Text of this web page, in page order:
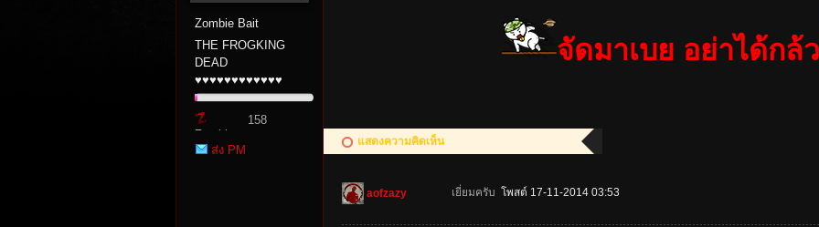
esZombie Bait
THE FROGKING
DEAD
♥♥♥♥♥♥♥♥♥♥♥♥
Zombie
Point
158
ส่ง PM
จัดมาเบย อย่าได้กล้ว
แสดงความคิดเห็น
aofzazy เยี่ยมครับ โพสต์ 17-11-2014 03:53